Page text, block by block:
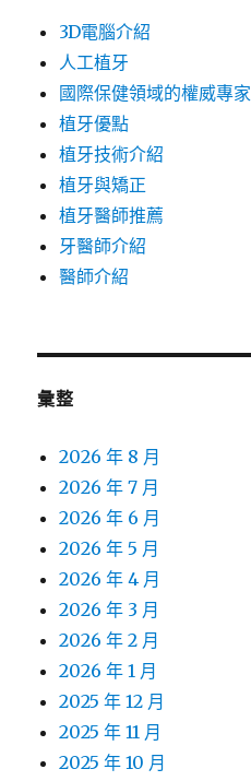
3D電腦介紹
人工植牙
國際保健領域的權威專家
植牙優點
植牙技術介紹
植牙與矯正
植牙醫師推薦
牙醫師介紹
醫師介紹
彙整
2026 年 8 月
2026 年 7 月
2026 年 6 月
2026 年 5 月
2026 年 4 月
2026 年 3 月
2026 年 2 月
2026 年 1 月
2025 年 12 月
2025 年 11 月
2025 年 10 月